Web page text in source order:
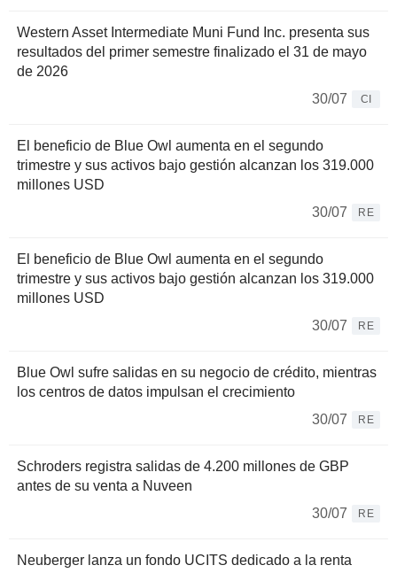
Western Asset Intermediate Muni Fund Inc. presenta sus
resultados del primer semestre finalizado el 31 de mayo
de 2026
30/07
CI
El beneficio de Blue Owl aumenta en el segundo
trimestre y sus activos bajo gestión alcanzan los 319.000
millones USD
30/07
RE
El beneficio de Blue Owl aumenta en el segundo
trimestre y sus activos bajo gestión alcanzan los 319.000
millones USD
30/07
RE
Blue Owl sufre salidas en su negocio de crédito, mientras
los centros de datos impulsan el crecimiento
30/07
RE
Schroders registra salidas de 4.200 millones de GBP
antes de su venta a Nuveen
30/07
RE
Neuberger lanza un fondo UCITS dedicado a la renta